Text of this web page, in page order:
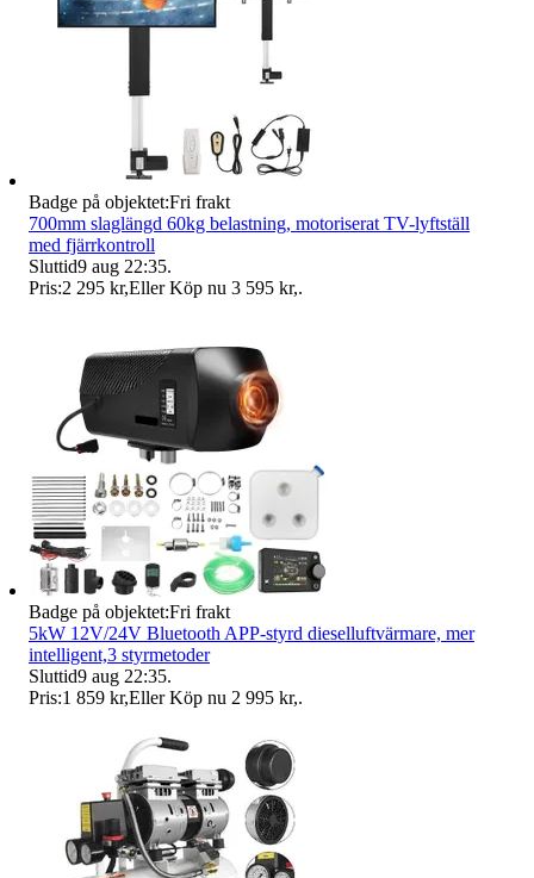
Badge på objektet:Fri frakt
700mm slaglängd 60kg belastning, motoriserat TV-lyftställ
med fjärrkontroll
Sluttid9 aug 22:35.
Pris:2 295 kr,Eller Köp nu 3 595 kr,.
Badge på objektet:Fri frakt
5kW 12V/24V Bluetooth APP-styrd dieselluftvärmare, mer
intelligent,3 styrmetoder
Sluttid9 aug 22:35.
Pris:1 859 kr,Eller Köp nu 2 995 kr,.